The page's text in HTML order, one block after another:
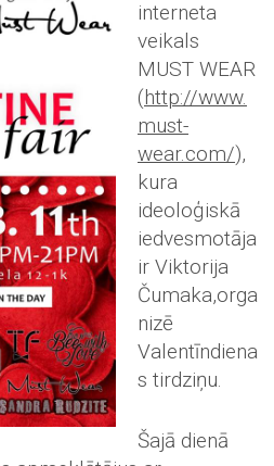
interneta
veikals
MUST WEAR
(http://www.
must-
wear.com/),
kura
ideoloģiskā
iedvesmotāja
ir Viktorija
Čumaka,orga
nizē
Valentīndiena
s tirdziņu.
Šajā dienā